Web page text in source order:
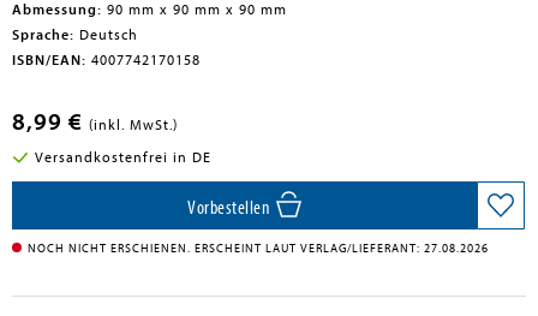
Abmessung: 90 mm x 90 mm x 90 mm
Sprache: Deutsch
ISBN/EAN: 4007742170158
8,99 € (inkl. MwSt.)
Versandkostenfrei in DE
Vorbestellen
NOCH NICHT ERSCHIENEN. ERSCHEINT LAUT VERLAG/LIEFERANT: 27.08.2026